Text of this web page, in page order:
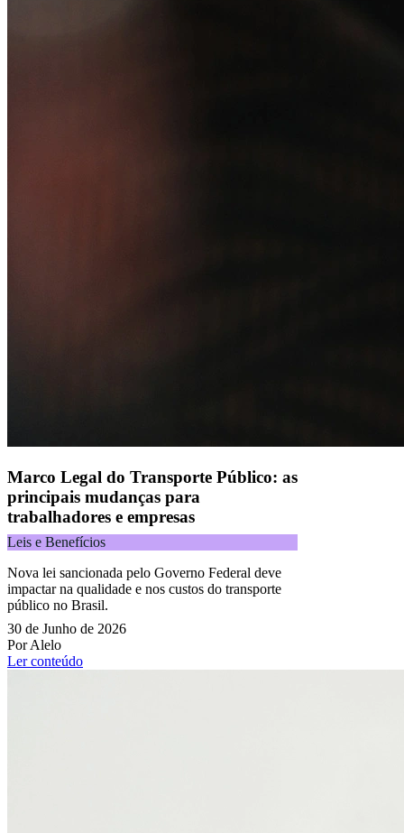
Marco Legal do Transporte Público: as
principais mudanças para
trabalhadores e empresas
Leis e Benefícios
Nova lei sancionada pelo Governo Federal deve
impactar na qualidade e nos custos do transporte
público no Brasil.
30 de Junho de 2026
Por Alelo
Ler conteúdo